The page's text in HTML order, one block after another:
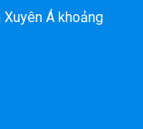
Xuyên Á khoảng